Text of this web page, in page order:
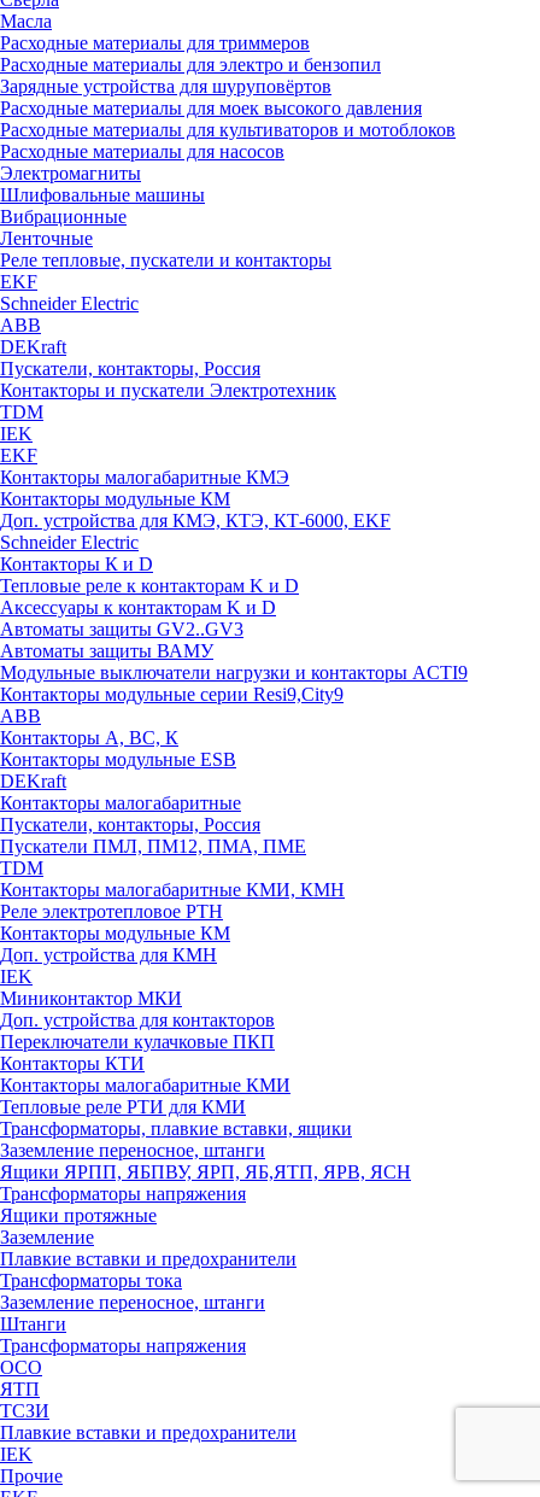
Масла
Расходные материалы для триммеров
Расходные материалы для электро и бензопил
Зарядные устройства для шуруповёртов
Расходные материалы для моек высокого давления
Расходные материалы для культиваторов и мотоблоков
Расходные материалы для насосов
Электромагниты
Шлифовальные машины
Вибрационные
Ленточные
Реле тепловые, пускатели и контакторы
EKF
Schneider Electric
ABB
DEKraft
Пускатели, контакторы, Россия
Контакторы и пускатели Электротехник
TDM
IEK
EKF
Контакторы малогабаритные КМЭ
Контакторы модульные КМ
Доп. устройства для КМЭ, КТЭ, КТ-6000, EKF
Schneider Electric
Контакторы К и D
Тепловые реле к контакторам K и D
Аксессуары к контакторам K и D
Автоматы защиты GV2..GV3
Автоматы защиты ВАМУ
Модульные выключатели нагрузки и контакторы ACTI9
Контакторы модульные серии Resi9,City9
ABB
Контакторы А, ВС, К
Контакторы модульные ESB
DEKraft
Контакторы малогабаритные
Пускатели, контакторы, Россия
Пускатели ПМЛ, ПМ12, ПМА, ПМЕ
TDM
Контакторы малогабаритные КМИ, КМН
Реле электротепловое РТН
Контакторы модульные КМ
Доп. устройства для КМН
IEK
Миниконтактор МКИ
Доп. устройства для контакторов
Переключатели кулачковые ПКП
Контакторы КТИ
Контакторы малогабаритные КМИ
Тепловые реле РTИ для КМИ
Трансформаторы, плавкие вставки, ящики
Заземление переносное, штанги
Ящики ЯРПП, ЯБПВУ, ЯРП, ЯБ,ЯТП, ЯРВ, ЯСН
Трансформаторы напряжения
Ящики протяжные
Заземление
Плавкие вставки и предохранители
Трансформаторы тока
Заземление переносное, штанги
Штанги
Трансформаторы напряжения
ОСО
ЯТП
ТСЗИ
Плавкие вставки и предохранители
IEK
Прочие